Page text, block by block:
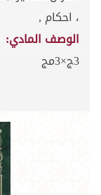
، احكام ,
الوصف المادي:
3ج×3مج